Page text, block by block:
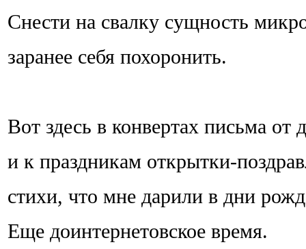
Снести на свалку сущность
заранее себя похоронить.
Вот здесь в конвертах письма от
и к праздникам открытки-
стихи, что мне дарили в дни
Еще доинтернетовское время.